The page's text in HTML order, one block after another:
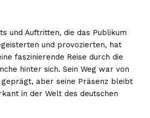
und Auftritten, die das Publikum
und provozierten, hat
faszinierende Reise durch die
hinter sich. Sein Weg war von
geprägt, aber seine Präsenz bleibt
in der Welt des deutschen